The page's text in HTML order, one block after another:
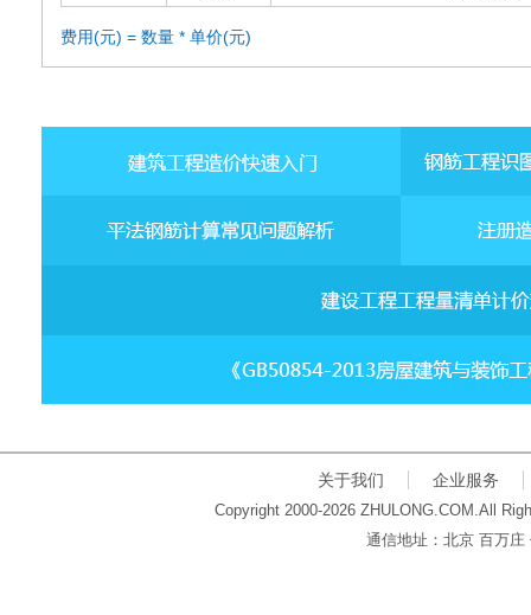
费用(元) = 数量 * 单价(元)
关于我们 企业服务
Copyright 2000-2026 ZHULONG.COM.All
通信地址：北京 百万